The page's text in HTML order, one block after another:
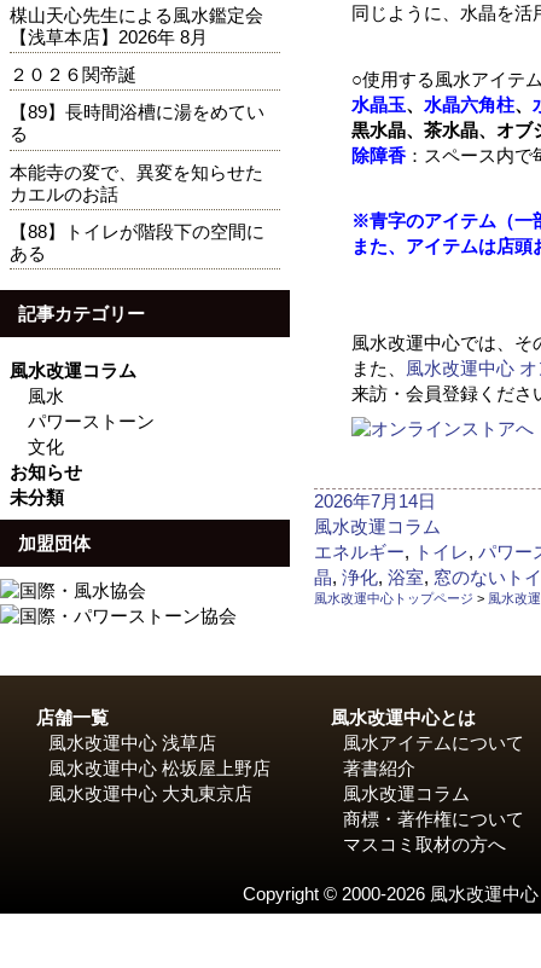
楳山天心先生による風水鑑定会
【浅草本店】2026年 8月
２０２６関帝誕
【89】長時間浴槽に湯をめてい
る
本能寺の変で、異変を知らせた
カエルのお話
【88】トイレが階段下の空間に
ある
記事カテゴリー
風水改運コラム
風水
パワーストーン
文化
お知らせ
未分類
加盟団体
同じように、水晶を活
○使用する風水アイテ
水晶玉、 水晶六角柱、
黒水晶、茶水晶、オブ
除障香：スペース内で
※青字のアイテム（一
また、アイテムは店
風水改運中心では、
また、
風水改運中心
来訪・会員登録くださ
投
稿
日:
2026年7月14日
カ
テ
ゴ
リ
風水改運コラム
タ
グ
エネルギー, トイレ, パワー
晶, 浄化, 浴室, 窓のないト
風水改運中心トップページ > 風水改
店舗一覧
風水改運中心 浅草店
風水改運中心 松坂屋上野店
風水改運中心 大丸東京店
風水改運中心とは
風水アイテムについて
著書紹介
風水改運コラム
商標・著作権について
マスコミ取材の方へ
Copyright © 2000-2026 風水改運中